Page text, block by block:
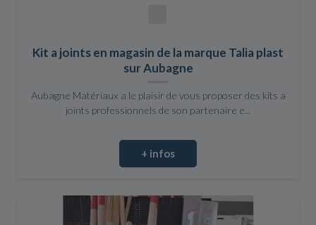
Kit a joints en magasin de la marque Talia plast
sur Aubagne
Aubagne Matériaux a le plaisir de vous proposer des kits a
joints professionnels de son partenaire e...
+ infos